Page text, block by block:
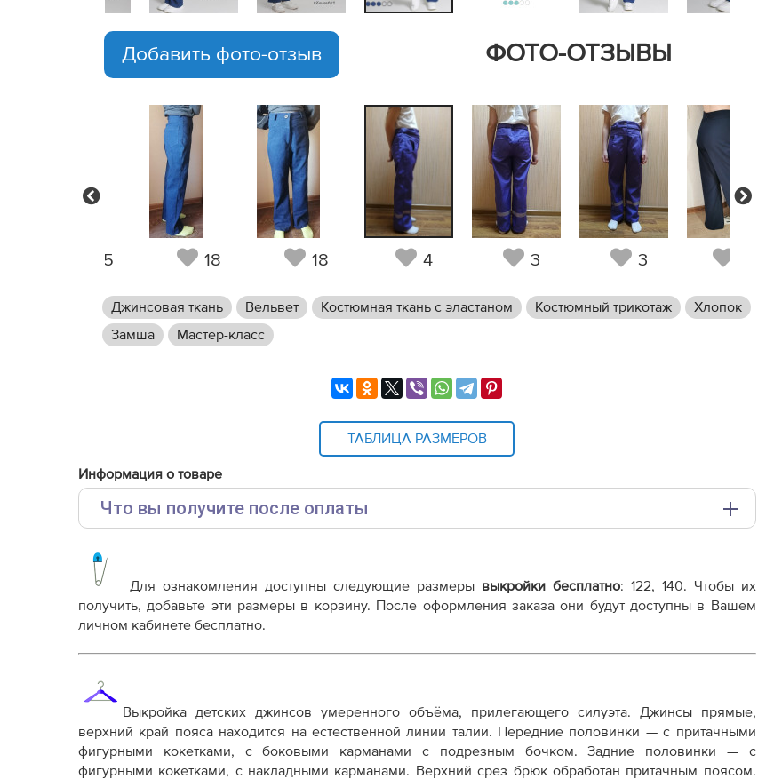
ФОТО-ОТЗЫВЫ
Добавить фото-отзыв
15 18 18 4 3 3
Next
Джинсовая ткань Вельвет Костюмная ткань с эластаном Костюмный трикотаж
Хлопок
Замша
Мастер-класс
ТАБЛИЦА РАЗМЕРОВ
Информация о товаре
Что вы получите после оплаты
Выкройка PDF для печати на принтере A4 или плоттере A0 с шириной печати 810мм в зависимости
от выбора формата
Инструкция-джинсы-Ханна429.pdf
Дополнительные файлы:
Терминология машинных работ
Терминология ВТО
Дополнение к технологии пошива
Как распечатывать выкройки
Как скорректировать готовую выкройку по росту
Для ознакомления доступны следующие размеры выкройки бесплатно: 122, 140. Чтобы их
получить, добавьте эти размеры в корзину. После оформления заказа они будут доступны в Вашем
личном кабинете бесплатно.
Выкройка детских джинсов умеренного объёма, прилегающего силуэта. Джинсы прямые,
верхний край пояса находится на естественной линии талии. Передние половинки — с притачными
фигурными кокетками, с боковыми карманами с подрезным бочком. Задние половинки — с
фигурными кокетками, с накладными карманами. Верхний срез брюк обработан притачным поясом.